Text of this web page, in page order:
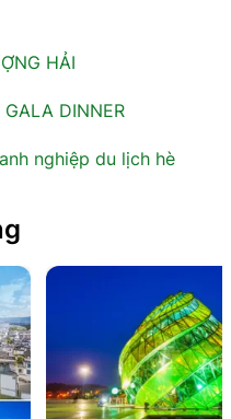
HẢI
DINNER
nghiệp du lịch hè